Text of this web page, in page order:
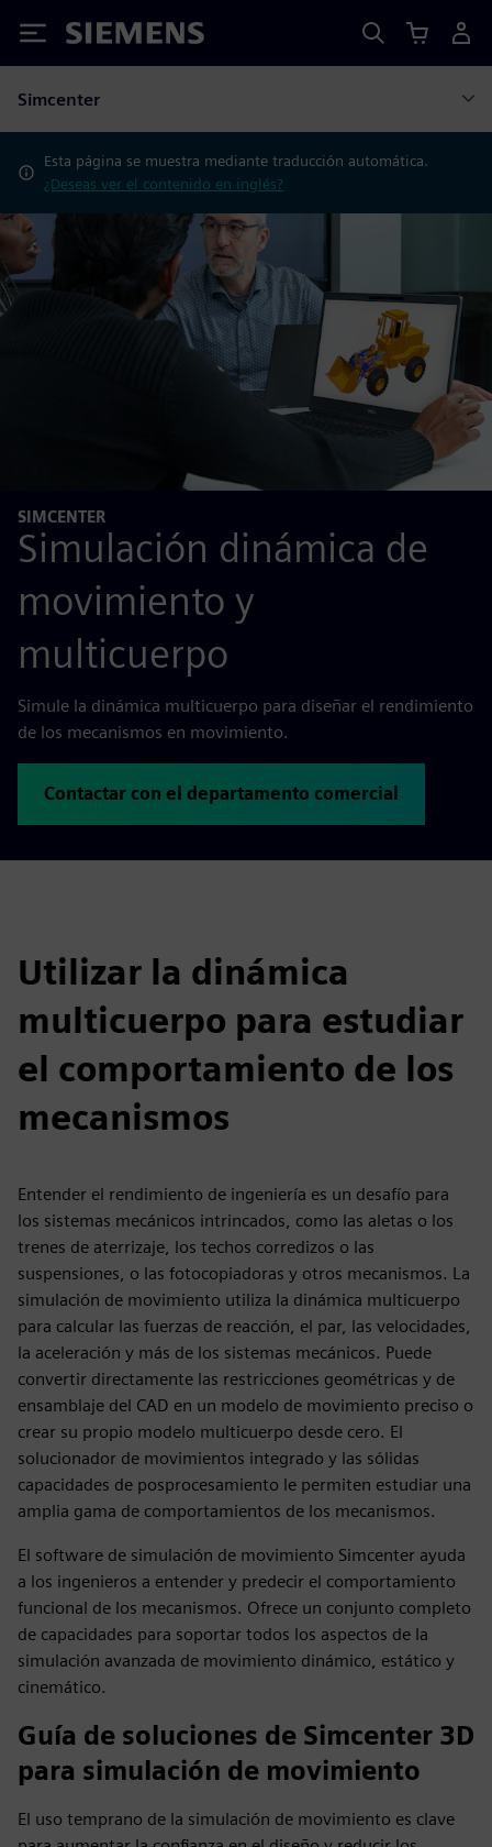
Siemens
Simcenter
Esta página se muestra mediante traducción automática.
¿Deseas ver el contenido en inglés?
SIMCENTER
Simulación dinámica de
movimiento y
multicuerpo
Simule la dinámica multicuerpo para diseñar el rendimiento
de los mecanismos en movimiento.
Contactar con el departamento comercial
Utilizar la dinámica
multicuerpo para estudiar
el comportamiento de los
mecanismos
Entender el rendimiento de ingeniería es un desafío para
los sistemas mecánicos intrincados, como las aletas o los
trenes de aterrizaje, los techos corredizos o las
suspensiones, o las fotocopiadoras y otros mecanismos. La
simulación de movimiento utiliza la dinámica multicuerpo
para calcular las fuerzas de reacción, el par, las velocidades,
la aceleración y más de los sistemas mecánicos. Puede
convertir directamente las restricciones geométricas y de
ensamblaje del CAD en un modelo de movimiento preciso o
crear su propio modelo multicuerpo desde cero. El
solucionador de movimientos integrado y las sólidas
capacidades de posprocesamiento le permiten estudiar una
amplia gama de comportamientos de los mecanismos.
El software de simulación de movimiento Simcenter ayuda
a los ingenieros a entender y predecir el comportamiento
funcional de los mecanismos. Ofrece un conjunto completo
de capacidades para soportar todos los aspectos de la
simulación avanzada de movimiento dinámico, estático y
cinemático.
Guía de soluciones de Simcenter 3D
para simulación de movimiento
El uso temprano de la simulación de movimiento es clave